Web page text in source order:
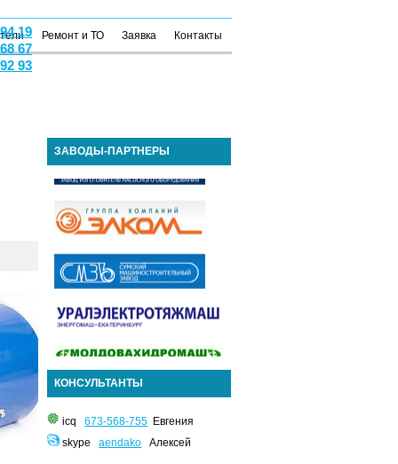
19
67
93
Ремонт и ТО Заявка Контакты
ЗАВОДЫ-ПАРТНЕРЫ
КОНСУЛЬТАНТЫ
icq673-568-755 Евгения
skypeaendako Алексей